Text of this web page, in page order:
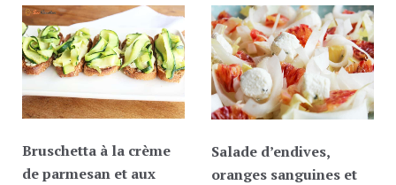
Bruschetta à la crème
de parmesan et aux
Salade d’endives,
oranges sanguines et